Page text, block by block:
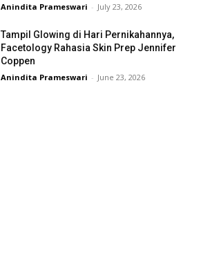
Anindita Prameswari - July 23, 2026
Tampil Glowing di Hari Pernikahannya,
Facetology Rahasia Skin Prep Jennifer
Coppen
Anindita Prameswari - June 23, 2026